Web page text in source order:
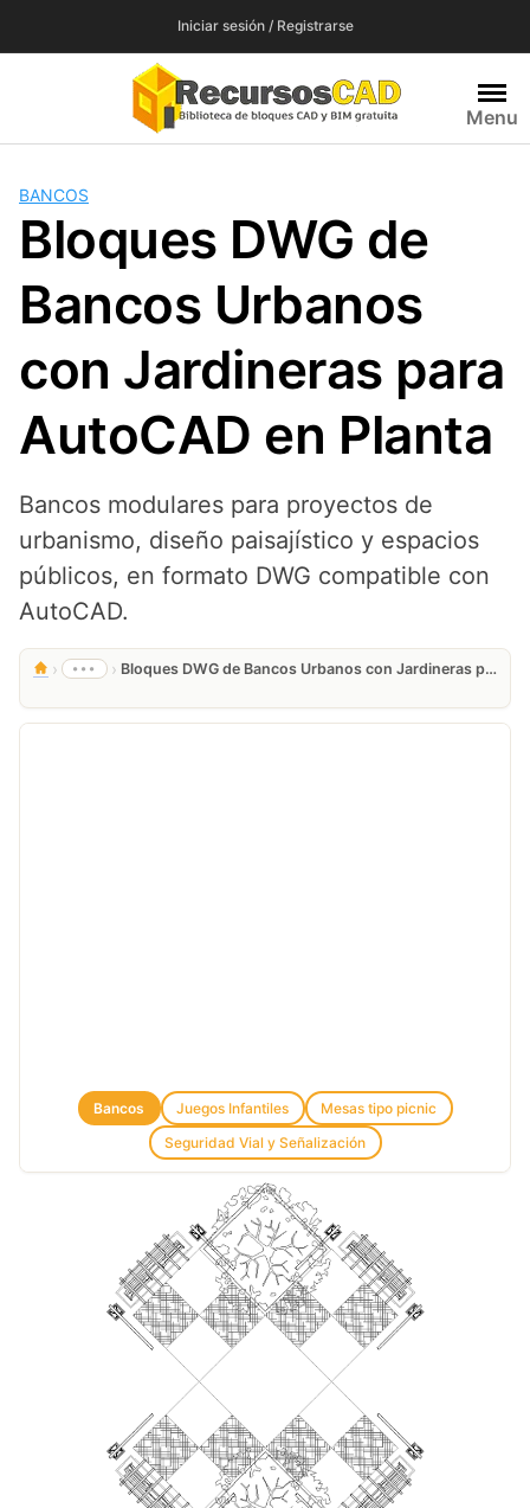
Iniciar sesión / Registrarse
Menu
BANCOS
Bloques DWG de
Bancos Urbanos
con Jardineras para
AutoCAD en Planta
Bancos modulares para proyectos de
urbanismo, diseño paisajístico y espacios
públicos, en formato DWG compatible con
AutoCAD.
› ••• › Bloques DWG de Bancos Urbanos con Jardineras para AutoCAD en Planta
Bancos Juegos Infantiles
Mesas tipo picnic
Seguridad Vial y Señalización